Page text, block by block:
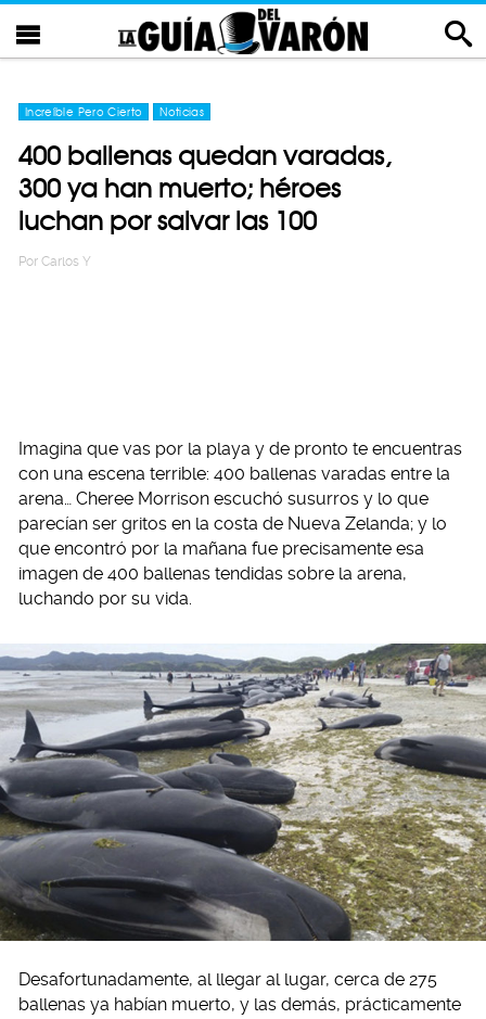
Increíble Pero Cierto Noticias
400 ballenas quedan varadas,
300 ya han muerto; héroes
luchan por salvar las 100
Por Carlos Y
Imagina que vas por la playa y de pronto te encuentras
con una escena terrible: 400 ballenas varadas entre la
arena… Cheree Morrison escuchó susurros y lo que
parecían ser gritos en la costa de Nueva Zelanda; y lo
que encontró por la mañana fue precisamente esa
imagen de 400 ballenas tendidas sobre la arena,
luchando por su vida.
Desafortunadamente, al llegar al lugar, cerca de 275
ballenas ya habían muerto, y las demás, prácticamente